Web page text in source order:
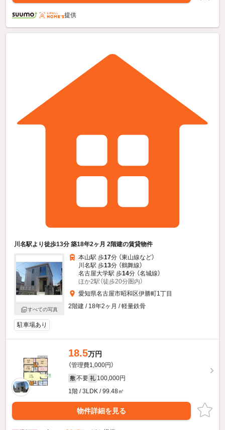
提供
川名駅より徒歩13分 築18年2ヶ月 2階建の賃貸物件
すべての写真
本山駅 歩17分 （東山線など）
川名駅 歩13分 （鶴舞線）
名古屋大学駅 歩14分 （名城線）
ほか2駅（徒歩20分圏内）
愛知県名古屋市昭和区伊勝町1丁目
2階建 / 18年2ヶ月 / 軽量鉄骨
駐車場あり
18.5万円
（管理費1,000円）
敷 不要 礼 100,000円
1階 / 3LDK / 99.48㎡
物件詳細を見る